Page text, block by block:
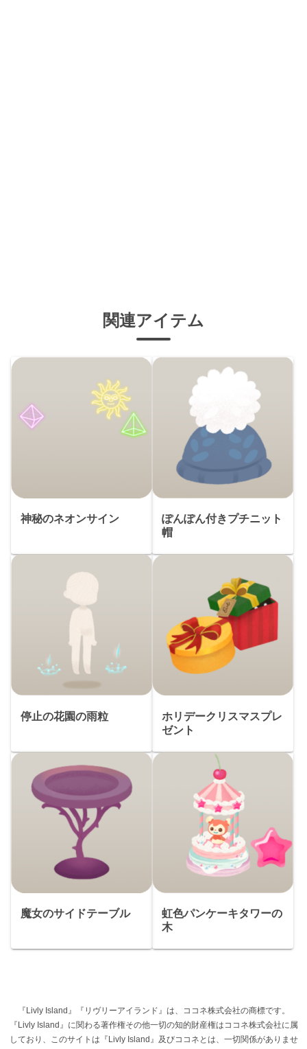
関連アイテム
神秘のネオンサイン
ぽんぽん付きプチニット
帽
停止の花園の雨粒
ホリデークリスマスプレ
ゼント
魔女のサイドテーブル
虹色パンケーキタワーの
木
『Livly Island』『リヴリーアイランド』は、ココネ株式会社の商標です。
『Livly Island』に関わる著作権その他一切の知的財産権はココネ株式会社に属
しており、このサイトは『Livly Island』及びココネとは、一切関係がありませ